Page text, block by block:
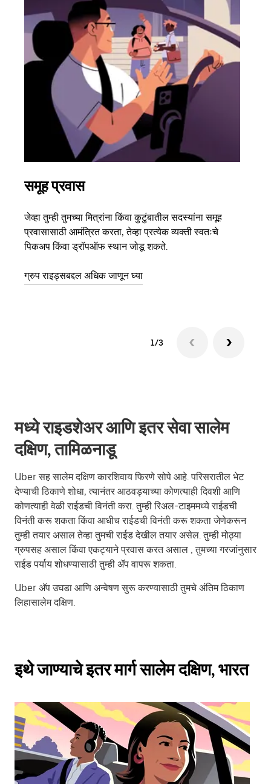
समूह प्रवास
जेव्हा तुम्ही तुमच्या मित्रांना किंवा कुटुंबातील सदस्यांना समूह
प्रवासासाठी आमंत्रित करता, तेव्हा प्रत्येक व्यक्ती स्वतःचे
पिकअप किंवा ड्रॉपऑफ स्थान जोडू शकते.
ग्रुप राइड्सबद्दल अधिक जाणून घ्या
1/3
मध्ये राइडशेअर आणि इतर सेवा सालेम
दक्षिण, तामिळनाडू
Uber सह सालेम दक्षिण कारशिवाय फिरणे सोपे आहे. परिसरातील भेट
देण्याची ठिकाणे शोधा, त्यानंतर आठवड्याच्या कोणत्याही दिवशी आणि
कोणत्याही वेळी राईडची विनंती करा. तुम्ही रिअल-टाइममध्ये राईडची
विनंती करू शकता किंवा आधीच राईडची विनंती करू शकता जेणेकरून
तुम्ही तयार असाल तेव्हा तुमची राईड देखील तयार असेल. तुम्ही मोठ्या
ग्रुपसह असाल किंवा एकट्याने प्रवास करत असाल , तुमच्या गरजांनुसार
राईड पर्याय शोधण्यासाठी तुम्ही ॲप वापरू शकता.
Uber अ‍ॅप उघडा आणि अन्वेषण सुरू करण्यासाठी तुमचे अंतिम ठिकाण
लिहासालेम दक्षिण.
इथे जाण्याचे इतर मार्ग सालेम दक्षिण, भारत